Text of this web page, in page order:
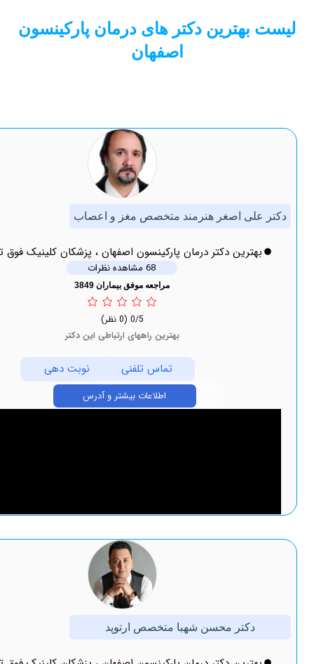
دکتر های درمان پارکینسون
اصغر هنرمند متخصص مغز و اعصاب
دکتر درمان پارکینسون اصفهان ، پزشکان کلینیک فوق تخصصی
مراجعه موفق بیماران 3849
بهترین راههای ارتباطی این دکتر
نوبت دهی
اطلاعات بیشتر و آدرس
محسن شهبا متخصص ارتوپد